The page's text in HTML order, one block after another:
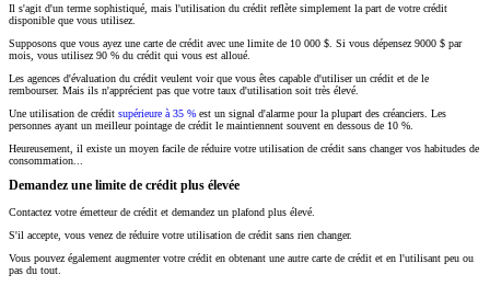
Il s'agit d'un terme sophistiqué, mais l'utilisation du crédit reflète simplement la part de votre crédit
disponible que vous utilisez.
Supposons que vous ayez une carte de crédit avec une limite de 10 000 $. Si vous dépensez 9000 $ par
mois, vous utilisez 90 % du crédit qui vous est alloué.
Les agences d'évaluation du crédit veulent voir que vous êtes capable d'utiliser un crédit et de le
rembourser. Mais ils n'apprécient pas que votre taux d'utilisation soit très élevé.
Une utilisation de crédit supérieure à 35 % est un signal d'alarme pour la plupart des créanciers. Les
personnes ayant un meilleur pointage de crédit le maintiennent souvent en dessous de 10 %.
Heureusement, il existe un moyen facile de réduire votre utilisation de crédit sans changer vos habitudes de
consommation...
Demandez une limite de crédit plus élevée
Contactez votre émetteur de crédit et demandez un plafond plus élevé.
S'il accepte, vous venez de réduire votre utilisation de crédit sans rien changer.
Vous pouvez également augmenter votre crédit en obtenant une autre carte de crédit et en l'utilisant peu ou
pas du tout.